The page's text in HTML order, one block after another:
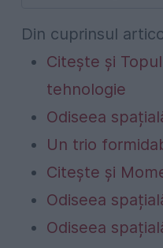
Din cuprinsul
Citește și
tehnologie
Odiseea
Un trio
Citește și
Odiseea
Odiseea